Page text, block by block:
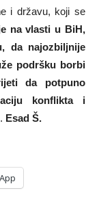
i državu, koji se
na vlasti u BiH,
da najozbiljnije
podršku borbi
da potpuno
konflikta i
Esad Š.